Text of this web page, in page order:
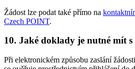
Žádost lze podat také přímo na
Czech POINT.
10. Jaké doklady je nutné mít s
Při elektronickém způsobu zaslání